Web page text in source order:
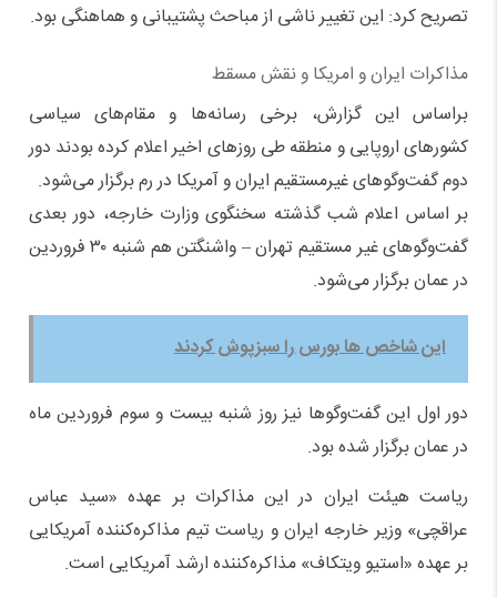
تصریح کرد: این تغییر ناشی از مباحث پشتیبانی و هماهنگی بود.
مذاکرات ایران و امریکا و نقش مسقط
براساس این گزارش، برخی رسانه‌ها و مقام‌های سیاسی
کشورهای اروپایی و منطقه طی روزهای اخیر اعلام کرده بودند دور
دوم گفت‌وگوهای غیرمستقیم ایران و آمریکا در رم برگزار می‌شود.
بر اساس اعلام شب گذشته سخنگوی وزارت خارجه، دور بعدی
گفت‌وگوهای غیر مستقیم تهران – واشنگتن هم شنبه ۳۰ فروردین
در عمان برگزار می‌شود.
این شاخص ها بورس را سبزپوش کردند
دور اول این گفت‌وگوها نیز روز شنبه بیست و سوم فروردین ماه
در عمان برگزار شده بود.
ریاست هیئت ایران در این مذاکرات بر عهده «سید عباس
عراقچی» وزیر خارجه ایران و ریاست تیم مذاکره‌کننده آمریکایی
بر عهده «استیو ویتکاف» مذاکره‌کننده ارشد آمریکایی است.